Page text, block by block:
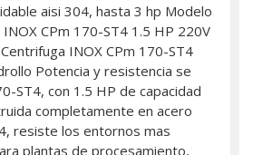
aisi 304, hasta 3 hp Modelo
CPm 170-ST4 1.5 HP 220V
INOX CPm 170-ST4
Potencia y resistencia se
ST4, con 1.5 HP de capacidad
completamente en acero
resiste los entornos mas
plantas de procesamiento,